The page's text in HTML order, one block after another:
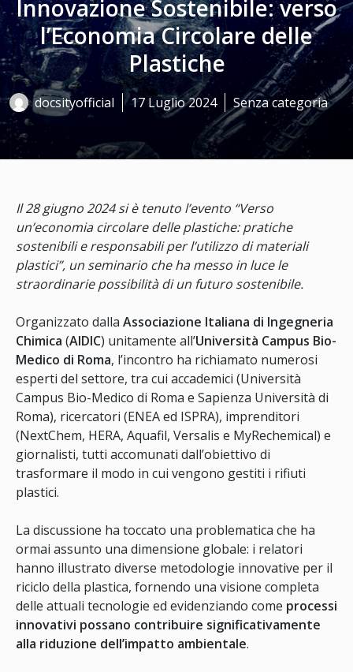
Innovazione Sostenibile: verso
l’Economia Circolare delle
Plastiche
docsityofficial 17 Luglio 2024 Senza categoria
Il 28 giugno 2024 si è tenuto l’evento “Verso
un’economia circolare delle plastiche: pratiche
sostenibili e responsabili per l’utilizzo di materiali
plastici”, un seminario che ha messo in luce le
straordinarie possibilità di un futuro sostenibile.
Organizzato dalla Associazione Italiana di Ingegneria
Chimica (AIDIC) unitamente all’Università Campus Bio-
Medico di Roma, l’incontro ha richiamato numerosi
esperti del settore, tra cui accademici (Università
Campus Bio-Medico di Roma e Sapienza Università di
Roma), ricercatori (ENEA ed ISPRA), imprenditori
(NextChem, HERA, Aquafil, Versalis e MyRechemical) e
giornalisti, tutti accomunati dall’obiettivo di
trasformare il modo in cui vengono gestiti i rifiuti
plastici.
La discussione ha toccato una problematica che ha
ormai assunto una dimensione globale: i relatori
hanno illustrato diverse metodologie innovative per il
riciclo della plastica, fornendo una visione completa
delle attuali tecnologie ed evidenziando come processi
innovativi possano contribuire significativamente
alla riduzione dell’impatto ambientale.